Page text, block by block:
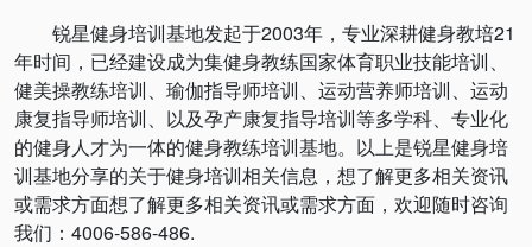
锐星健身培训基地发起于2003年，专业深耕健身教培21
年时间，已经建设成为集健身教练国家体育职业技能培训、
健美操教练培训、瑜伽指导师培训、运动营养师培训、运动
康复指导师培训、以及孕产康复指导培训等多学科、专业化
的健身人才为一体的健身教练培训基地。以上是锐星健身培
训基地分享的关于健身培训相关信息，想了解更多相关资讯
或需求方面想了解更多相关资讯或需求方面，欢迎随时咨询
我们：4006-586-486.